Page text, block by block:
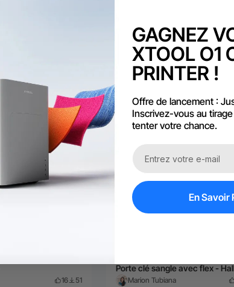
Garantie de Prix
Essayer en
16 51 Marion Tubiana
GAGNEZ
XTOOL O1
PRINTER !
Offre de lancement :
Inscrivez-vous au
tenter votre chance.
En Savoir